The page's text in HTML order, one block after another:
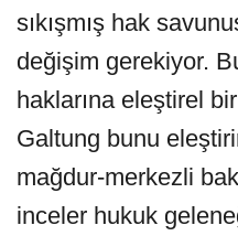
sıkışmış hak
değişim gerekiyor.
haklarına eleştirel
Galtung bunu
mağdur-merkezli
inceler hukuk